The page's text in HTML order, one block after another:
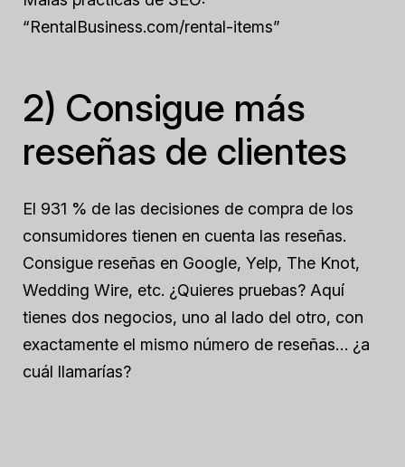
“RentalBusiness.com/rental-items”
2) Consigue más
reseñas de clientes
El 931 % de las decisiones de compra de los
consumidores tienen en cuenta las reseñas.
Consigue reseñas en Google, Yelp, The Knot,
Wedding Wire, etc. ¿Quieres pruebas? Aquí
tienes dos negocios, uno al lado del otro, con
exactamente el mismo número de reseñas… ¿a
cuál llamarías?